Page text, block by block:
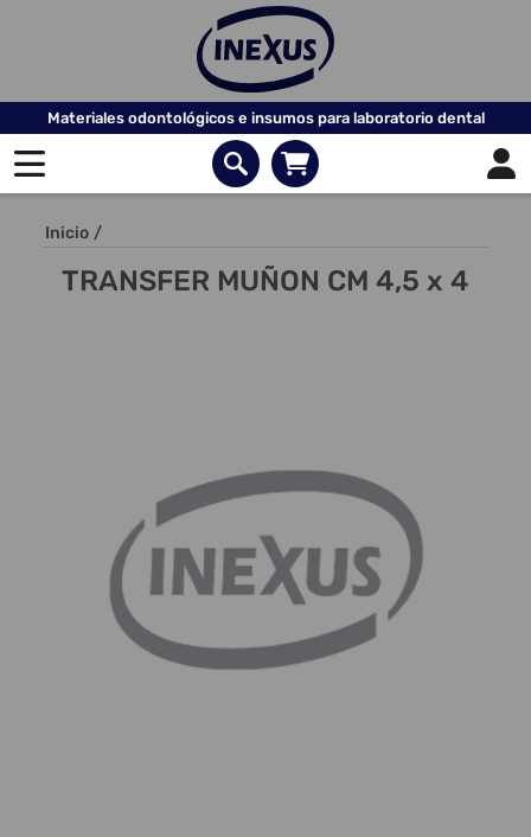
Materiales odontológicos e insumos para laboratorio dental
Inicio /
TRANSFER MUÑON CM 4,5 x 4